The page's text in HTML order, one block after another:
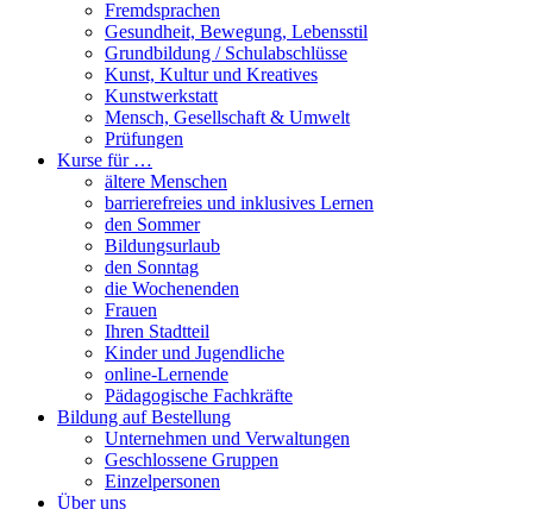
Fremdsprachen
Gesundheit, Bewegung, Lebensstil
Grundbildung / Schulabschlüsse
Kunst, Kultur und Kreatives
Kunstwerkstatt
Mensch, Gesellschaft & Umwelt
Prüfungen
Kurse für …
ältere Menschen
barrierefreies und inklusives Lernen
den Sommer
Bildungsurlaub
den Sonntag
die Wochenenden
Frauen
Ihren Stadtteil
Kinder und Jugendliche
online-Lernende
Pädagogische Fachkräfte
Bildung auf Bestellung
Unternehmen und Verwaltungen
Geschlossene Gruppen
Einzelpersonen
Über uns